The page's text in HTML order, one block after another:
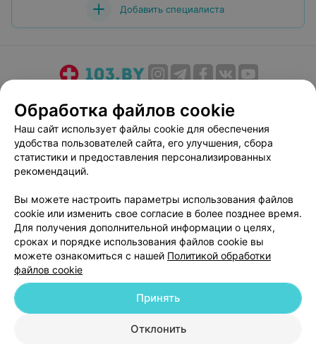
Добавить специалиста
Медицинский маркетинг
Публичный договор
Пользовательское соглашение
Способы оплаты
Вакансии
Партнеры
Написать руководителю 103.by
Персональные настройки cookie
Обработка персональных данных
© 2026 ООО «Артокс Лаб», УНП 191700409| 220012, Республика Беларусь,
Обработка файлов cookie
Наш сайт использует файлы cookie для обеспечения
удобства пользователей сайта, его улучшения, сбора
статистики и предоставления персонализированных
рекомендаций.
Вы можете настроить параметры использования файлов
cookie или изменить свое согласие в более позднее время.
Для получения дополнительной информации о целях,
сроках и порядке использования файлов cookie вы
можете ознакомиться с нашей Политикой обработки
файлов cookie
Отклонить
Принять